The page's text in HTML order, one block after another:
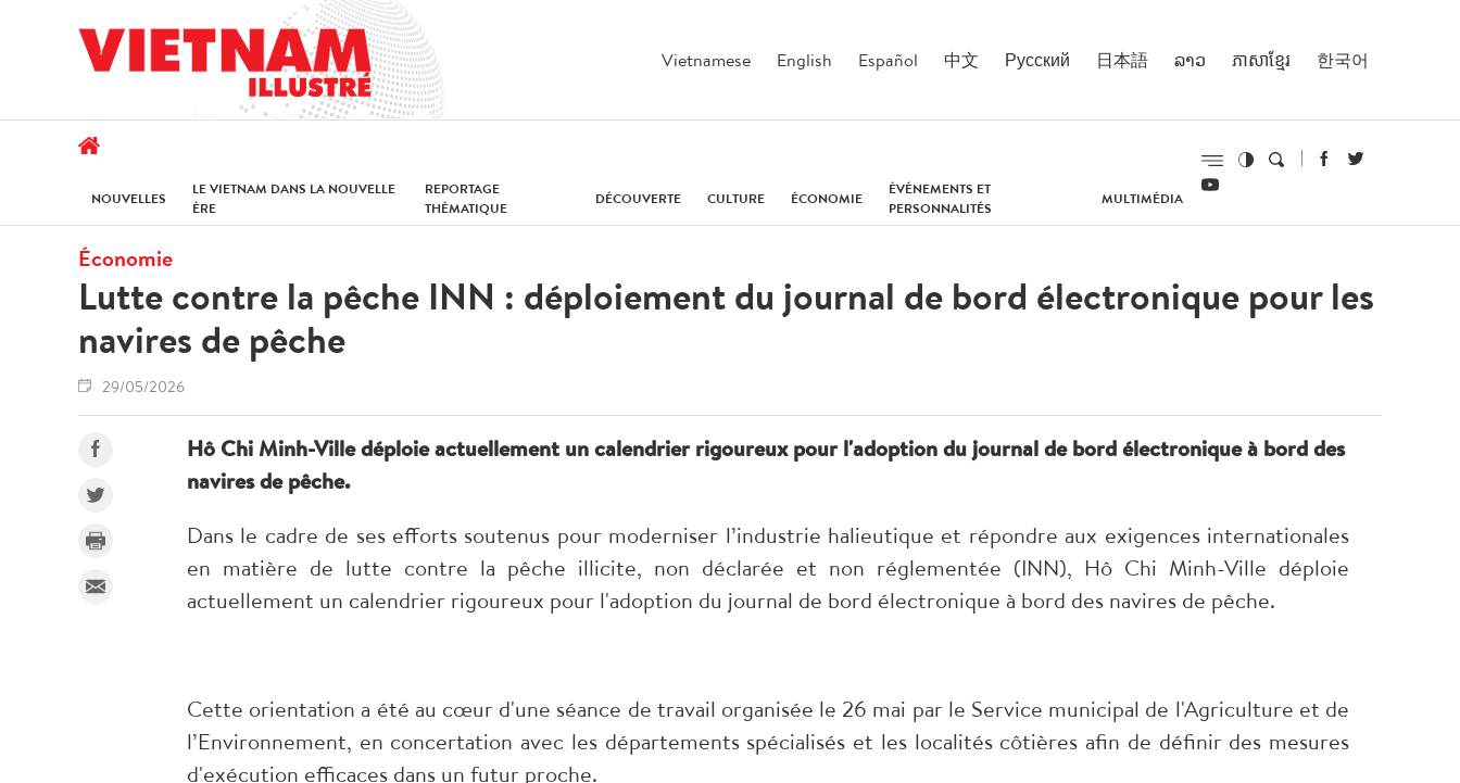
Vietnamese English Español 中文 Русский 日本語 ລາວ ភាសាខ្មែរ 한국어
NOUVELLES
LE VIETNAM DANS LA NOUVELLE
ÈRE
REPORTAGE
THÉMATIQUE
DÉCOUVERTE CULTURE ÉCONOMIE
ÉVÉNEMENTS ET
PERSONNALITÉS
MULTIMÉDIA
Économie
Lutte contre la pêche INN : déploiement du journal de bord électronique pour les
navires de pêche
29/05/2026
Hô Chi Minh-Ville déploie actuellement un calendrier rigoureux pour l'adoption du journal de bord électronique à bord des
navires de pêche.
Dans le cadre de ses efforts soutenus pour moderniser l’industrie halieutique et répondre aux exigences internationales
en matière de lutte contre la pêche illicite, non déclarée et non réglementée (INN), Hô Chi Minh-Ville déploie
actuellement un calendrier rigoureux pour l'adoption du journal de bord électronique à bord des navires de pêche.
Cette orientation a été au cœur d'une séance de travail organisée le 26 mai par le Service municipal de l'Agriculture et de
l’Environnement, en concertation avec les départements spécialisés et les localités côtières afin de définir des mesures
d'exécution efficaces dans un futur proche.